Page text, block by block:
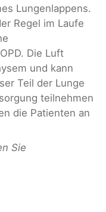
Lungenlappens.
Regel im Laufe
Die Luft
und kann
Teil der Lunge
teilnehmen
die Patienten an
Sie